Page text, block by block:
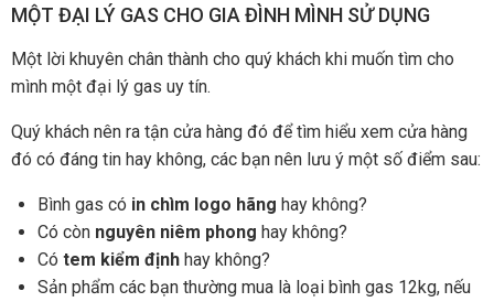
MỘT ĐẠI LÝ GAS CHO GIA ĐÌNH MÌNH SỬ DỤNG
Một lời khuyên chân thành cho quý khách khi muốn tìm cho
mình một đại lý gas uy tín.
Quý khách nên ra tận cửa hàng đó để tìm hiểu xem cửa hàng
đó có đáng tin hay không, các bạn nên lưu ý một số điểm sau:
Bình gas có in chìm logo hãng hay không?
Có còn nguyên niêm phong hay không?
Có tem kiểm định hay không?
Sản phẩm các bạn thường mua là loại bình gas 12kg, nếu